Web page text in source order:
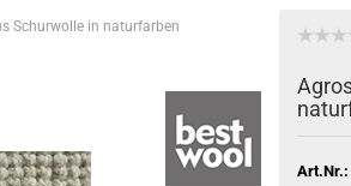
Schurwolle in naturfarben
Art.Nr.: